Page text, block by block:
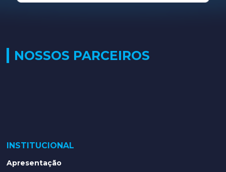
NOSSOS PARCEIROS
INSTITUCIONAL
Apresentação